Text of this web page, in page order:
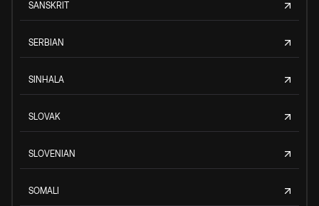
SANSKRIT
SERBIAN
SINHALA
SLOVAK
SLOVENIAN
SOMALI